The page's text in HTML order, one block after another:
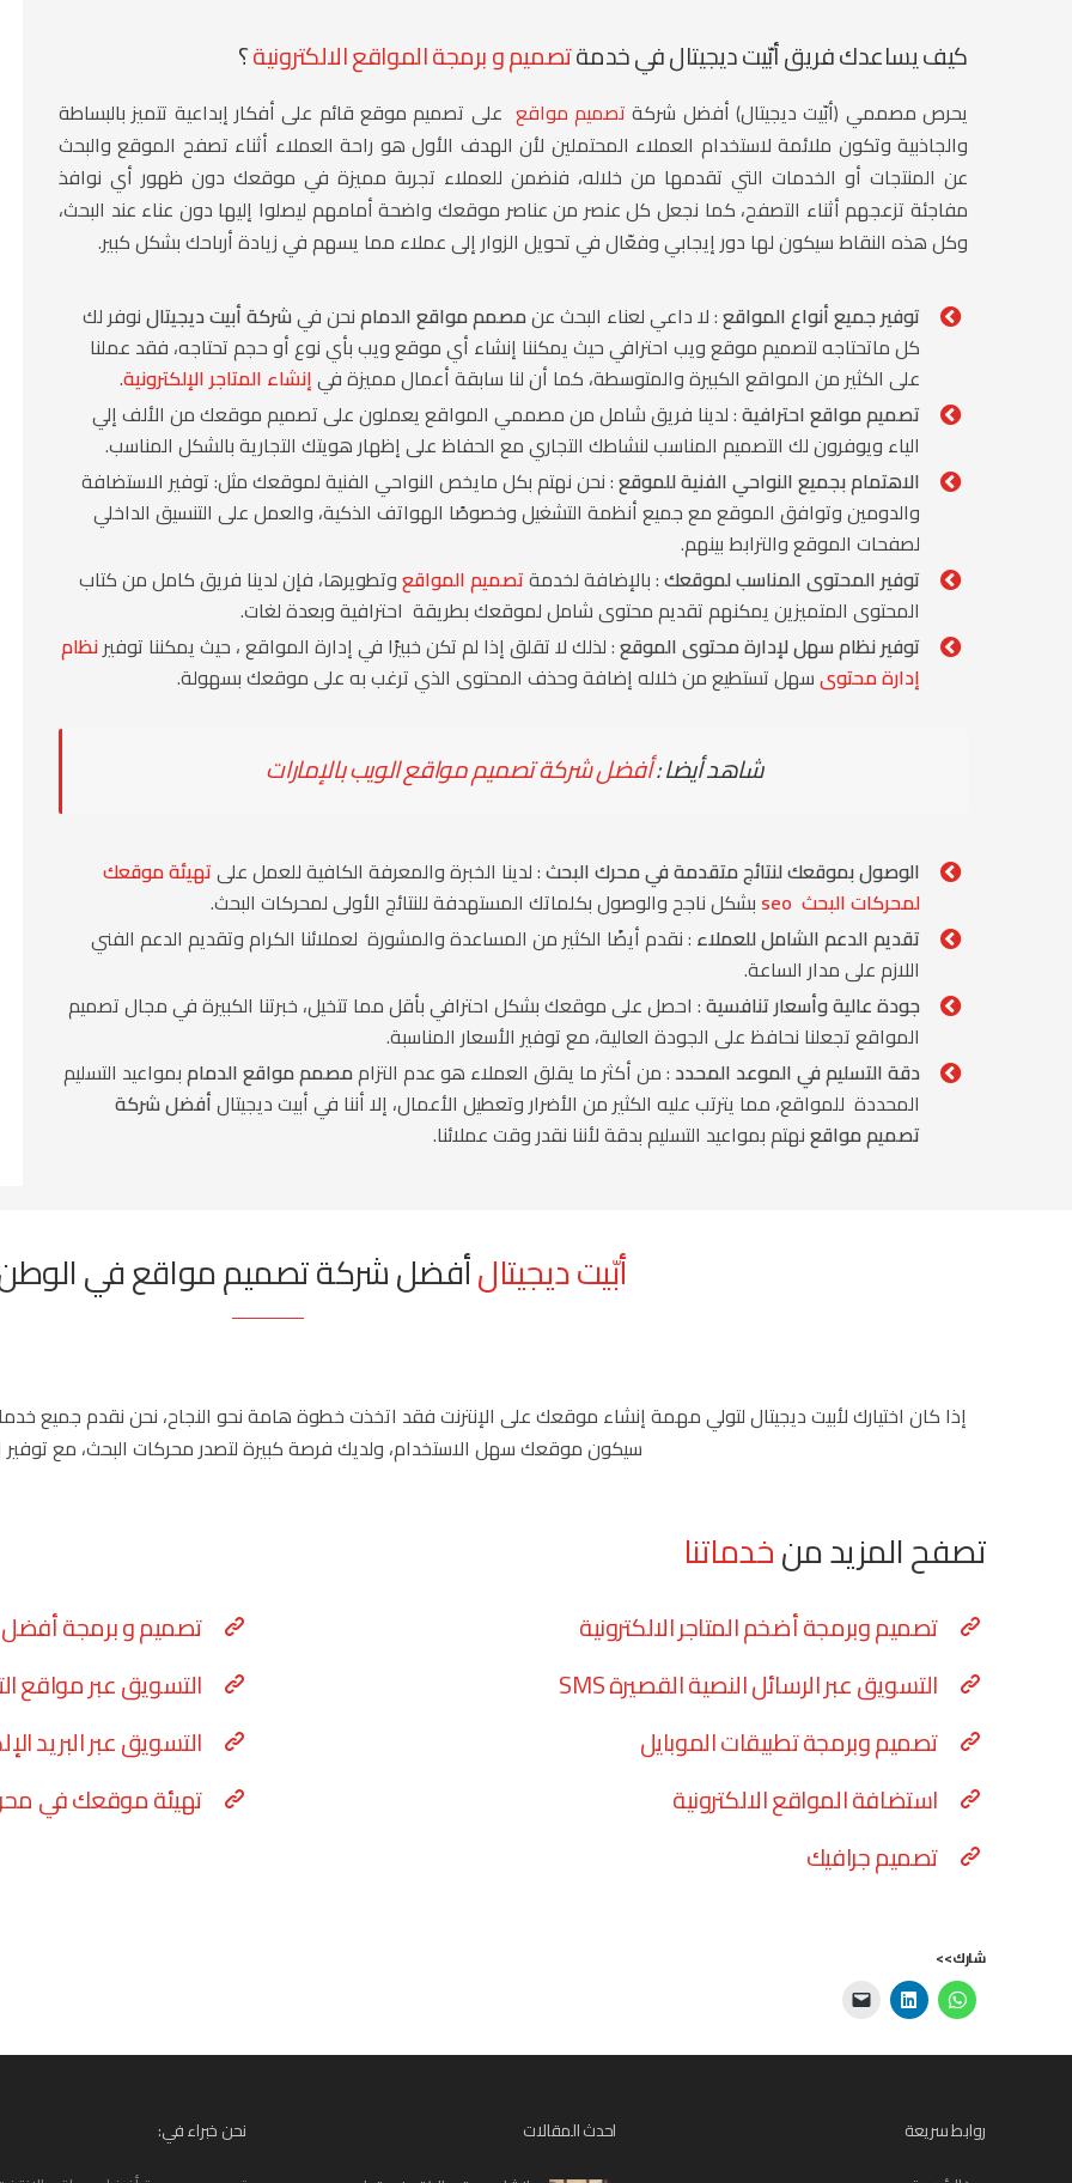
كيف يساعدك فريق أبّيت ديجيتال في خدمةتصميم و برمجة المواقع الالكترونية؟
يحرص مصممي (أبّيت ديجيتال) أفضل شركة تصميم مواقع على تصميم موقع قائم على أفكار إبداعية تتميز بالبساطة
والجاذبية وتكون ملائمة لاستخدام العملاء المحتملين لأن الهدف الأول هو راحة العملاء أثناء تصفح الموقع والبحث
عن المنتجات أو الخدمات التي تقدمها من خلاله، فنضمن للعملاء تجربة مميزة في موقعك دون ظهور أي نوافذ
مفاجئة تزعجهم أثناء التصفح، كما نجعل كل عنصر من عناصر موقعك واضحة أمامهم ليصلوا إليها دون عناء عند البحث،
وكل هذه النقاط سيكون لها دور إيجابي وفعّال في تحويل الزوار إلى عملاء مما يسهم في زيادة أرباحك بشكل كبير.
توفير جميع أنواع المواقع: لا داعي لعناء البحث عنمصمم مواقع الدمامنحن فيشركة أبيت ديجيتالنوفر لك
كل ماتحتاجه لتصميم موقع ويب احترافي حيث يمكننا إنشاء أي موقع ويب بأي نوع أو حجم تحتاجه، فقد عملنا
على الكثير من المواقع الكبيرة والمتوسطة، كما أن لنا سابقة أعمال مميزة فيإنشاء المتاجر الإلكترونية.
تصميم مواقع احترافية: لدينا فريق شامل من مصممي المواقع يعملون على تصميم موقعك من الألف إلي
الياء ويوفرون لك التصميم المناسب لنشاطك التجاري مع الحفاظ على إظهار هويتك التجارية بالشكل المناسب.
الاهتمام بجميع النواحي الفنية للموقع: نحن نهتم بكل مايخص النواحي الفنية لموقعك مثل: توفير الاستضافة
والدومين وتوافق الموقع مع جميع أنظمة التشغيل وخصوصًا الهواتف الذكية، والعمل على التنسيق الداخلي
لصفحات الموقع والترابط بينهم.
توفير المحتوى المناسب لموقعك: بالإضافة لخدمةتصميم المواقعوتطويرها، فإن لدينا فريق كامل من كتاب
المحتوى المتميزين يمكنهم تقديم محتوى شامل لموقعك بطريقة احترافية وبعدة لغات.
توفير نظام سهل لإدارة محتوى الموقع: لذلك لا تقلق إذا لم تكن خبيرًا في إدارة المواقع ، حيث يمكننا توفيرنظام
إدارة محتوىسهل تستطيع من خلاله إضافة وحذف المحتوى الذي ترغب به على موقعك بسهولة.
شاهد أيضا :أفضل شركة تصميم مواقع الويب بالإمارات
الوصول بموقعك لنتائج متقدمة في محرك البحث: لدينا الخبرة والمعرفة الكافية للعمل علىتهيئة موقعك
لمحركات البحث seo
بشكل ناجح والوصول بكلماتك المستهدفة للنتائج الأولى لمحركات البحث.
تقديم الدعم الشامل للعملاء : نقدم أيضًا الكثير من المساعدة والمشورة لعملائنا الكرام وتقديم الدعم الفني
اللازم على مدار الساعة.
جودة عالية وأسعار تنافسية: احصل على موقعك بشكل احترافي بأقل مما تتخيل، خبرتنا الكبيرة في مجال تصميم
المواقع تجعلنا نحافظ على الجودة العالية، مع توفير الأسعار المناسبة.
دقة التسليم في الموعد المحدد : من أكثر ما يقلق العملاء هو عدم التزاممصمم مواقع الدمامبمواعيد التسليم
المحددة للمواقع، مما يترتب عليه الكثير من الأضرار وتعطيل الأعمال، إلا أننا في أبيت ديجيتالأفضل شركة
تصميم مواقعنهتم بمواعيد التسليم بدقة لأننا نقدر وقت عملائنا.
أبّيت ديجيتالأفضل شركة تصميم مواقع في الوطن
إذا كان اختيارك لأبيت ديجيتال لتولي مهمة إنشاء موقعك على الإنترنت فقد اتخذت خطوة هامة نحو النجاح، نحن نقدم جميع
سيكون موقعك سهل الاستخدام، ولديك فرصة كبيرة لتصدر محركات البحث، مع توفير
تصفح المزيد منخدماتنا
تصميم و برمجة أفضل
التسويق عبر مواقع
التسويق عبر البريد
تهيئة موقعك في
تصميم وبرمجة أضخم المتاجر الالكترونية
التسويق عبر الرسائل النصية القصيرة SMS
تصميم وبرمجة تطبيقات الموبايل
استضافة المواقع الالكترونية
تصميم جرافيك
شارك>>
روابط سريعة
احدث المقالات
نحن خبراء في: